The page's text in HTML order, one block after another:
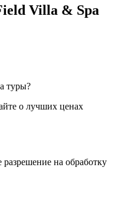
Villa & Spa
туры?
о лучших ценах
на обработку